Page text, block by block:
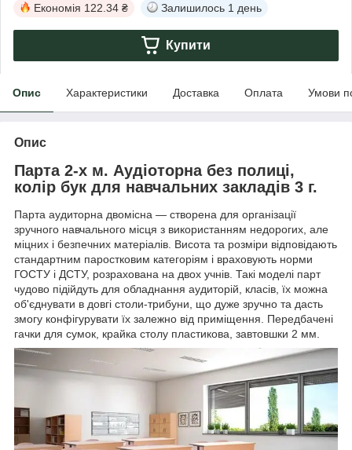
Економія 122.34 ₴ Залишилось 1 день
Купити
Опис Характеристики Доставка Оплата Умови
Опис
Парта 2-х м. Аудіоторна без полиці,
колір бук для навчальних закладів 3 г.
Парта аудиторна двомісна — створена для організації
зручного навчального місця з використанням недорогих, але
міцних і безпечних матеріалів. Висота та розміри відповідають
стандартним паростковим категоріям і враховують норми
ГОСТУ і ДСТУ, розрахована на двох учнів. Такі моделі парт
чудово підійдуть для обладнання аудиторій, класів, їх можна
об'єднувати в довгі столи-трибуни, що дуже зручно та дасть
змогу конфігурувати їх залежно від приміщення. Передбачені
гачки для сумок, крайка столу пластикова, завтовшки 2 мм.